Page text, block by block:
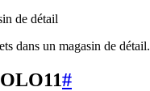
dans un magasin de détail.
#